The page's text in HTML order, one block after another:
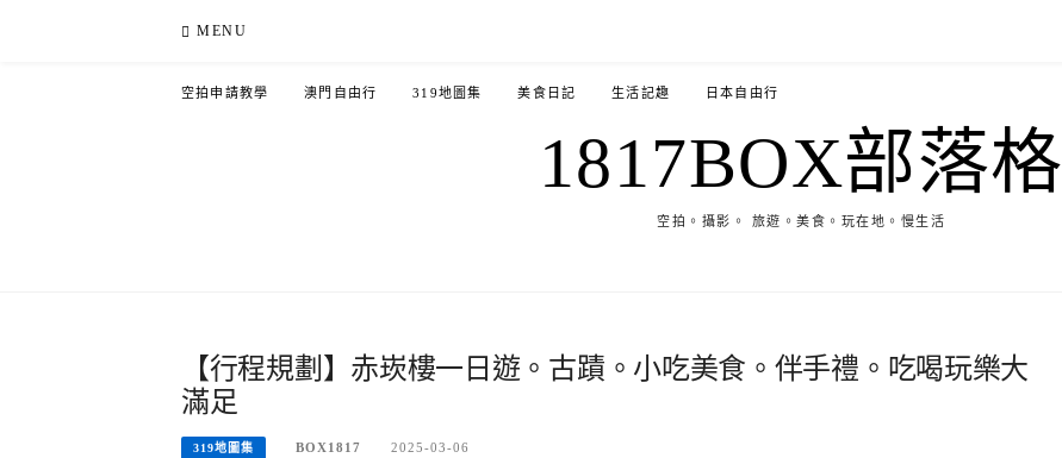
MENU
空拍申請教學 澳門自由行 319地圖集 美食日記 生活記趣 日本自由行
1817BOX部落格
空拍。攝影。 旅遊。美食。玩在地。慢生活
【行程規劃】赤崁樓一日遊。古蹟。小吃美食。伴手禮。吃喝玩樂大
滿足
319地圖集 BOX1817 2025-03-06